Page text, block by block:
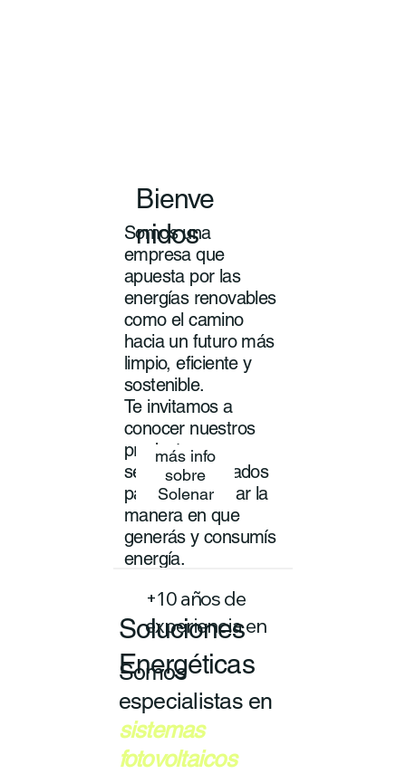
Bienve
nidos
Somos una
empresa que
apuesta por las
energías renovables
como el camino
hacia un futuro más
limpio, eficiente y
sostenible.
Te invitamos a
conocer nuestros
productos y
servicios pensados
para transformar la
manera en que
generás y consumís
energía.
más info
sobre
Solenar
Soluciones
Energéticas
+10 años de
experiencia en
Somos
especialistas en
sistemas
fotovoltaicos